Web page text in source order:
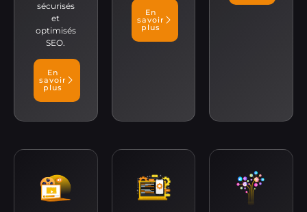
sécurisés
et
optimisés
SEO.
En
savoir
plus
En
savoir
plus